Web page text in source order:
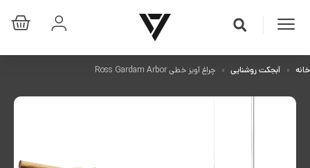
خانه آبجکت روشنایی چراغ آویز خطی Ross Gardam Arbor